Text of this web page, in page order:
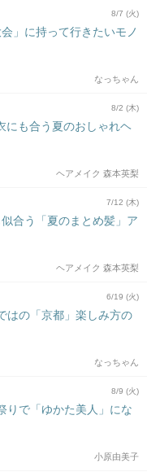
8/7 (火)
」に持って行きたいモノ
なっちゃん
8/2 (木)
にも合う夏のおしゃれヘ
ヘアメイク 森本英梨
7/12 (木)
合う「夏のまとめ髪」ア
ヘアメイク 森本英梨
6/19 (火)
はの「京都」楽しみ方の
なっちゃん
8/9 (火)
りで「ゆかた美人」にな
小原由美子